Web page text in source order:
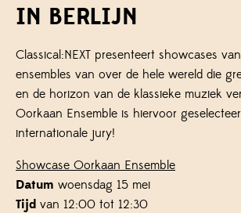
IN BERLIJN
Classical:NEXT presenteert showcases
ensembles van over de hele wereld die
en de horizon van de klassieke muziek
Oorkaan Ensemble is hiervoor
internationale jury!
Showcase Oorkaan Ensemble
Datum woensdag 15 mei
Tijd van 12:00 tot 12:30